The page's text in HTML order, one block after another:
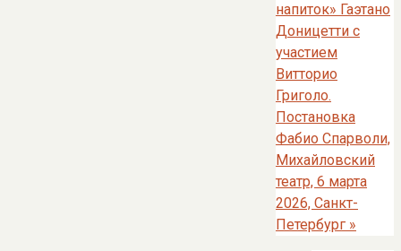
напиток» Гаэтано
Доницетти с
участием
Витторио
Григоло.
Постановка
Фабио Спарволи,
Михайловский
театр, 6 марта
2026, Санкт-
Петербург »